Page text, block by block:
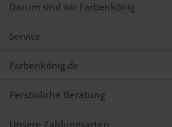
Darum sind wir Farbenkönig
Service
Farbenkönig.de
Persönliche Beratung
Unsere Zahlungsarten